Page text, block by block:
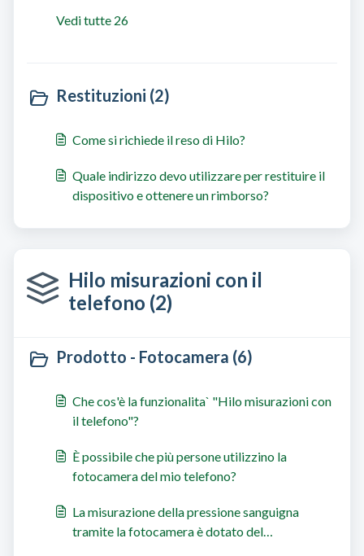
Vedi tutte 26
Restituzioni (2)
Come si richiede il reso di Hilo?
Quale indirizzo devo utilizzare per restituire il
dispositivo e ottenere un rimborso?
Hilo misurazioni con il
telefono (2)
Prodotto - Fotocamera (6)
Che cos'è la funzionalita` "Hilo misurazioni con
il telefono"?
È possibile che più persone utilizzino la
fotocamera del mio telefono?
La misurazione della pressione sanguigna
tramite la fotocamera è dotato del